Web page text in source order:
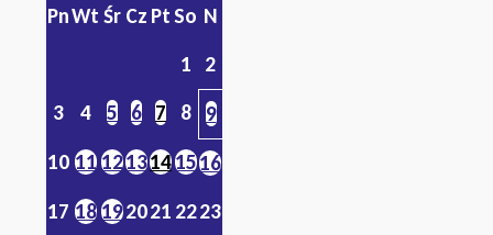
PnWt Śr Cz PtSo N
1
2
3
4 5 6 7 8 9
10 111213141516
17 18192021 2223